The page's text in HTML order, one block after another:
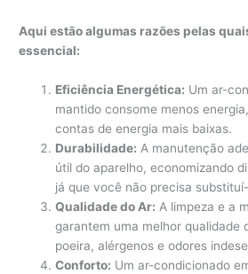
Aqui estão algumas razões pelas
essencial:
Eficiência Energética: Um ar-
mantido consome menos
contas de energia mais baixas.
Durabilidade: A manutenção
útil do aparelho, economizando
já que você não precisa
Qualidade do Ar: A limpeza e a
garantem uma melhor qualidade
poeira, alérgenos e odores
Conforto: Um ar-condicionado